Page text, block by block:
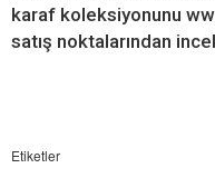
karaf koleksiyonunu
satış noktalarından
Etiketler